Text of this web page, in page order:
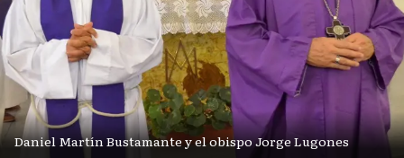
Daniel Martín Bustamante y el obispo Jorge Lugones